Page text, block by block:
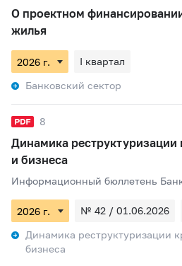
О проектном
жилья
I квартал
Банковский сектор
8
Динамика реструктуризации
и бизнеса
Информационный бюллетень
№ 42 / 01.06.2026
Динамика реструктуризации
бизнеса